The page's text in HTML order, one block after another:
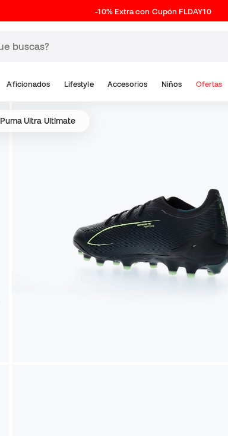
-10% Extra con Cupón FLDAY10
Aficionados Lifestyle Accesorios Niños Ofertas
Puma Ultra Ultimate